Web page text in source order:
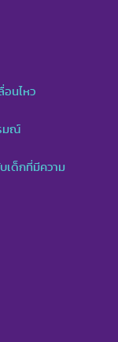
อนไหว
มณ์
เด็กที่มีความ